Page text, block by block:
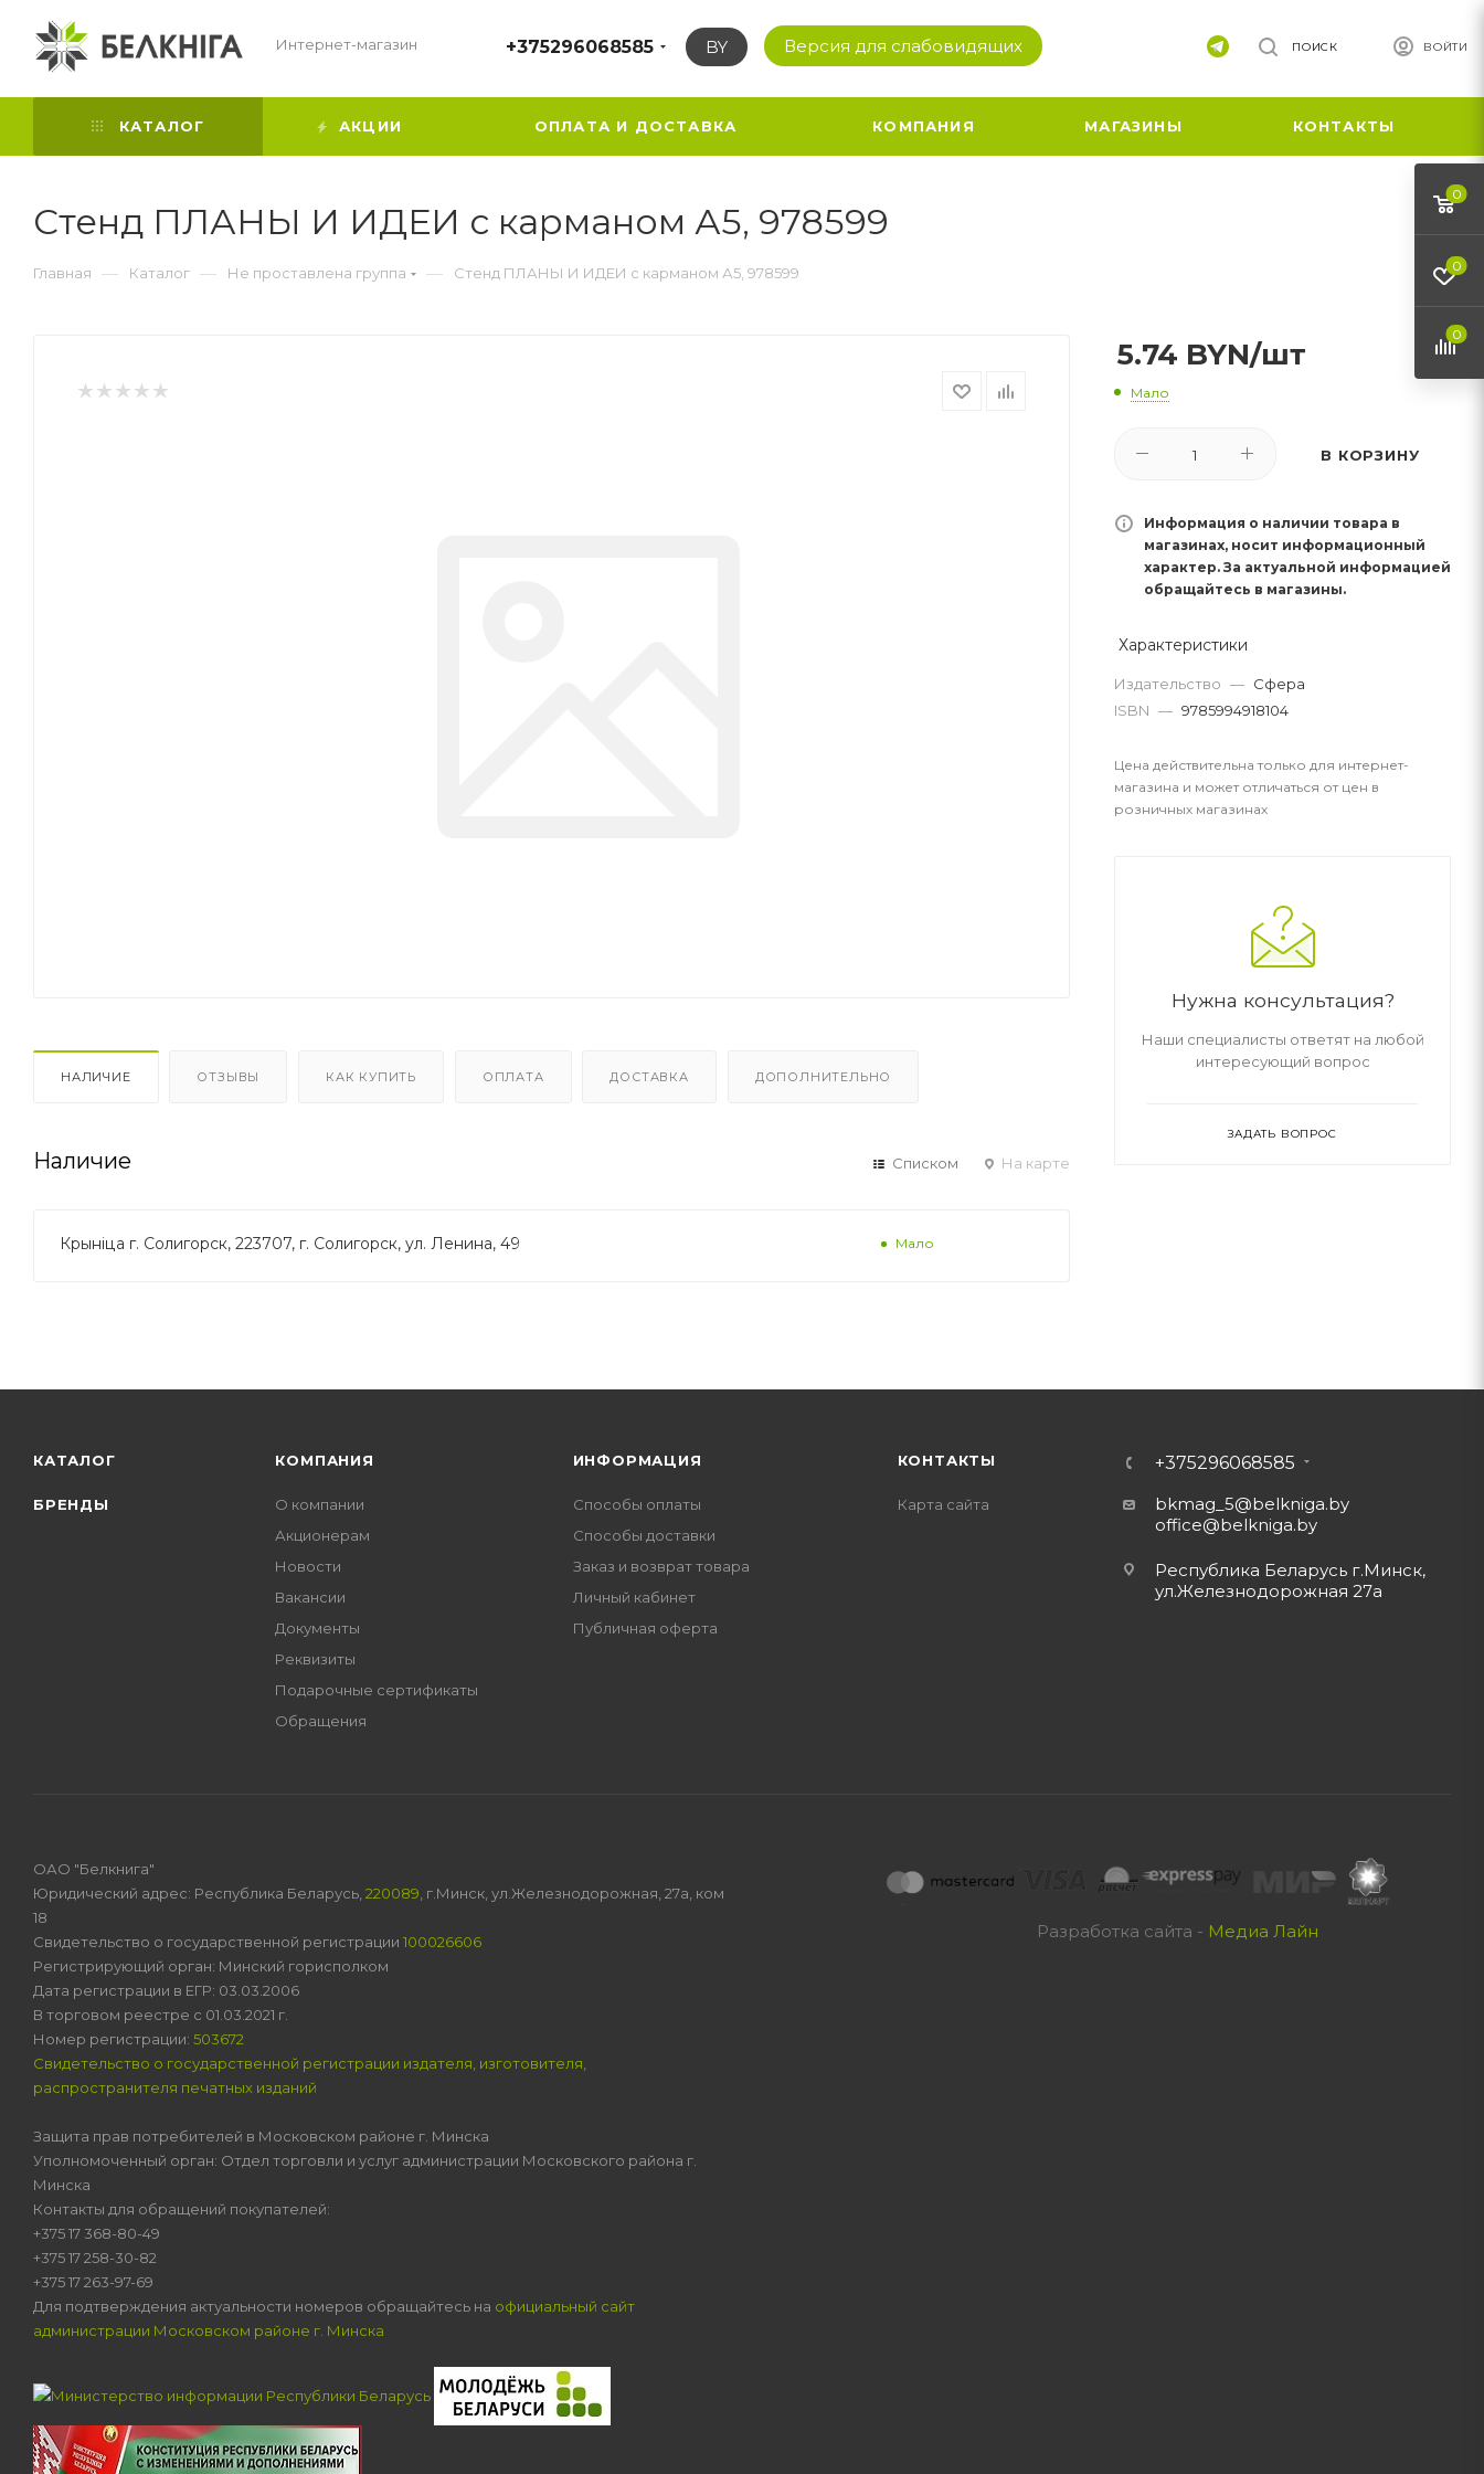
Интернет-магазин +375296068585 BY Версия для слабовидящих ВОЙТИ
ПОИСК
КАТАЛОГ АКЦИИ ОПЛАТА И ДОСТАВКА КОМПАНИЯ МАГАЗИНЫ КОНТАКТЫ
Стенд ПЛАНЫ И ИДЕИ с карманом А5, 978599
Главная — Каталог — Не проставлена группа — Стенд ПЛАНЫ И ИДЕИ с карманом А5, 978599
НАЛИЧИЕ ОТЗЫВЫ КАК КУПИТЬ ОПЛАТА ДОСТАВКА ДОПОЛНИТЕЛЬНО
Наличие Списком На карте
Крынiца г. Солигорск, 223707, г. Солигорск, ул. Ленина, 49 Мало
5.74 BYN/шт
Мало
В КОРЗИНУ
Информация о наличии товара в
магазинах, носит информационный
характер. За актуальной информацией
обращайтесь в магазины.
Характеристики
Издательство — Сфера
ISBN — 9785994918104
Цена действительна только для интернет-
магазина и может отличаться от цен в
розничных магазинах
Нужна консультация?
Наши специалисты ответят на любой
интересующий вопрос
ЗАДАТЬ ВОПРОС
КАТАЛОГ
БРЕНДЫ
КОМПАНИЯ
О компании
Акционерам
Новости
Вакансии
Документы
Реквизиты
Подарочные сертификаты
Обращения
ИНФОРМАЦИЯ
Способы оплаты
Способы доставки
Заказ и возврат товара
Личный кабинет
Публичная оферта
КОНТАКТЫ
Карта сайта
+375296068585
bkmag_5@belkniga.by
office@belkniga.by
Республика Беларусь г.Минск,
ул.Железнодорожная 27а
Разработка сайта - Медиа Лайн
ОАО "Белкнига"
Юридический адрес: Республика Беларусь, 220089 , г.Минск, ул.Железнодорожная, 27а, ком
18
Свидетельство о государственной регистрации 100026606
Регистрирующий орган: Минский горисполком
Дата регистрации в ЕГР: 03.03.2006
В торговом реестре с 01.03.2021 г.
Номер регистрации: 503672
Свидетельство о государственной регистрации издателя, изготовителя,
распространителя печатных изданий
Защита прав потребителей в Московском районе г. Минска
Уполномоченный орган: Отдел торговли и услуг администрации Московского района г.
Минска
Контакты для обращений покупателей:
+375 17 368-80-49
+375 17 258-30-82
+375 17 263-97-69
Для подтверждения актуальности номеров обращайтесь на официальный сайт
администрации Московском районе г. Минска
0
0
0